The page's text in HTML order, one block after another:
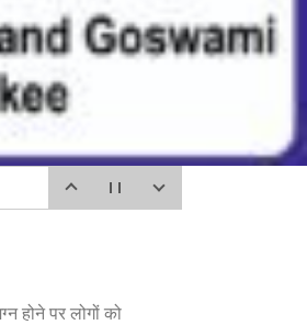
होने पर लोगों को